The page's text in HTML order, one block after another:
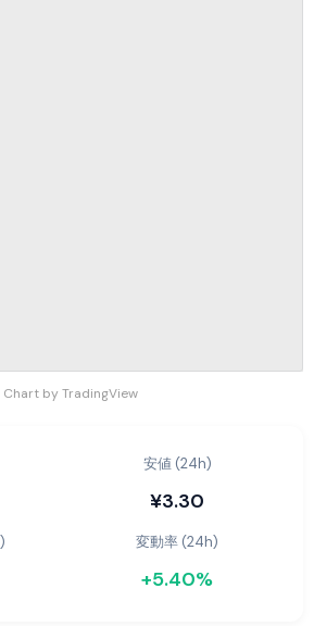
Chart by TradingView
安値 (24h)
¥3.30
変動率 (24h)
+5.40%